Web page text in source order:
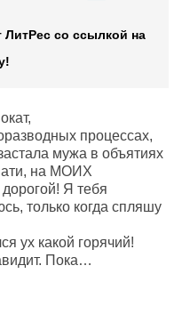
со ссылкой на
процессах,
мужа в объятиях
на МОИХ
Я тебя
только когда спляшу
ух какой горячий!
Пока…